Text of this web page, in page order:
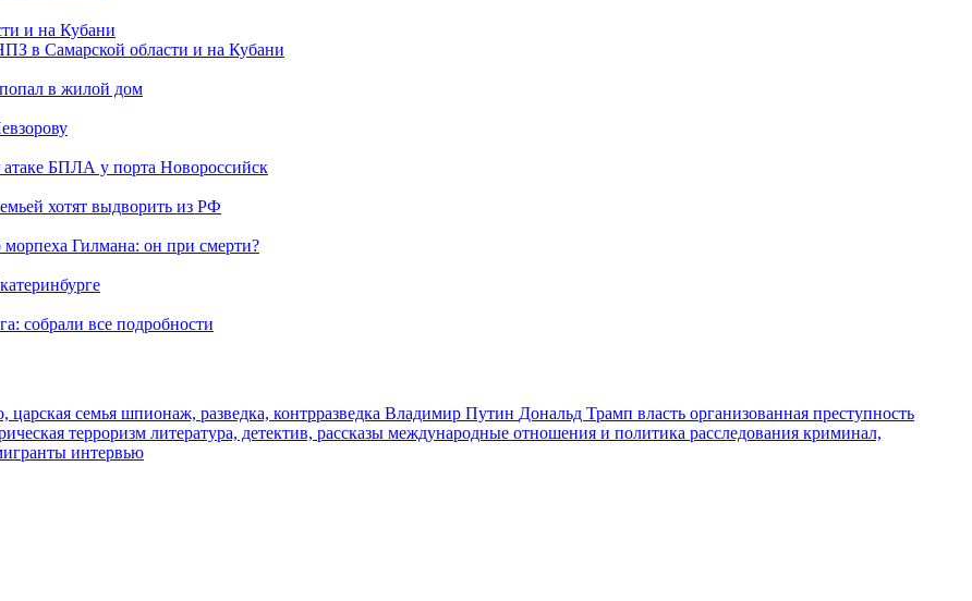
и на Кубани
в Самарской области и на Кубани
в жилой дом
атаке БПЛА у порта Новороссийск
хотят выдворить из РФ
Гилмана: он при смерти?
собрали все подробности
царская семья шпионаж, разведка, контрразведка Владимир Путин Дональд Трамп власть организованная преступность
терроризм литература, детектив, рассказы международные отношения и политика расследования криминал,
интервью